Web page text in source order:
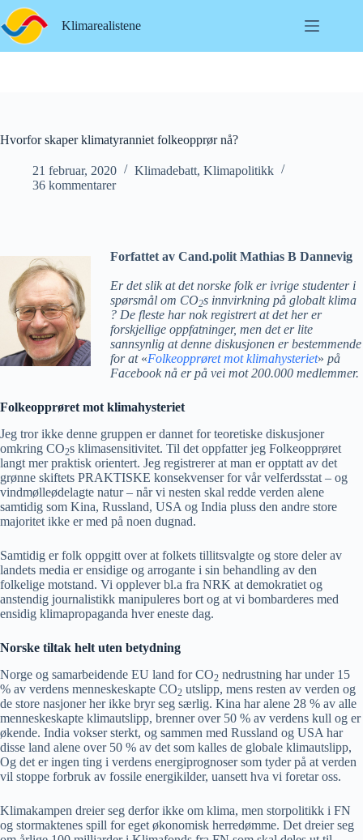
Hopp
til
innholdet
Klimarealistene
Hvorfor skaper klimatyranniet folkeopprør nå?
21 februar, 2020 Klimadebatt, Klimapolitikk
36 kommentarer
Forfattet av Cand.polit Mathias B Dannevig
Er det slik at det norske folk er ivrige studenter i
spørsmål om CO2s innvirkning på globalt klima
? De fleste har nok registrert at det her er
forskjellige oppfatninger, men det er lite
sannsynlig at denne diskusjonen er bestemmende
for at «Folkeopprøret mot klimahysteriet» på
Facebook nå er på vei mot 200.000 medlemmer.
Folkeopprøret mot klimahysteriet
Jeg tror ikke denne gruppen er dannet for teoretiske diskusjoner
omkring CO2s klimasensitivitet. Til det oppfatter jeg Folkeopprøret
langt mer praktisk orientert. Jeg registrerer at man er opptatt av det
grønne skiftets PRAKTISKE konsekvenser for vår velferdsstat – og
vindmølleødelagte natur – når vi nesten skal redde verden alene
samtidig som Kina, Russland, USA og India pluss den andre store
majoritet ikke er med på noen dugnad.
Samtidig er folk oppgitt over at folkets tillitsvalgte og store deler av
landets media er ensidige og arrogante i sin behandling av den
folkelige motstand. Vi opplever bl.a fra NRK at demokratiet og
anstendig journalistikk manipuleres bort og at vi bombarderes med
ensidig klimapropaganda hver eneste dag.
Norske tiltak helt uten betydning
Norge og samarbeidende EU land for CO2 nedrustning har under 15
% av verdens menneskeskapte CO2 utslipp, mens resten av verden og
de store nasjoner her ikke bryr seg særlig. Kina har alene 28 % av alle
menneskeskapte klimautslipp, brenner over 50 % av verdens kull og er
økende. India vokser sterkt, og sammen med Russland og USA har
disse land alene over 50 % av det som kalles de globale klimautslipp,
Og det er ingen ting i verdens energiprognoser som tyder på at verden
vil stoppe forbruk av fossile energikilder, uansett hva vi foretar oss.
Klimakampen dreier seg derfor ikke om klima, men storpolitikk i FN
og stormaktenes spill for eget økonomisk herredømme. Det dreier seg